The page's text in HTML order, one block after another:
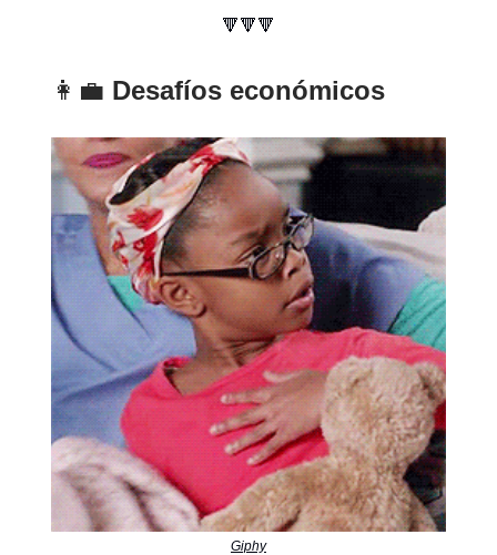
🔻🔻🔻
👩‍💼 Desafíos económicos
Giphy